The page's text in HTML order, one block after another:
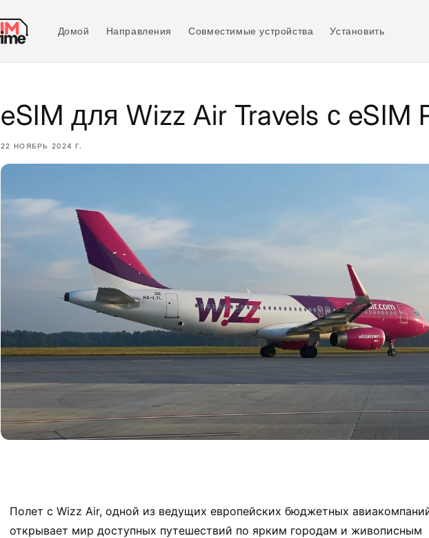
Домой Направления Совместимые устройства Установить
eSIM для Wizz Air Travels с eSIM
22 НОЯБРЬ 2024 Г.
Полет с Wizz Air, одной из ведущих европейских бюджетных
открывает мир доступных путешествий по ярким городам и живописным